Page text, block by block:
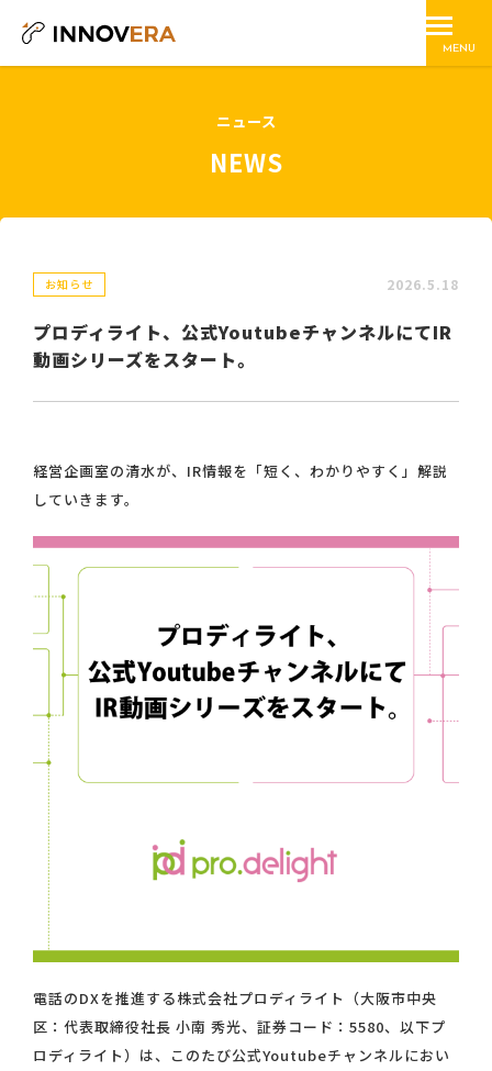
MENU
ニュース
NEWS
お知らせ 2026.5.18
プロディライト、公式YoutubeチャンネルにてIR
動画シリーズをスタート。
経営企画室の清水が、IR情報を「短く、わかりやすく」解説
していきます。
電話のDXを推進する株式会社プロディライト（大阪市中央
区：代表取締役社長 小南 秀光、証券コード：5580、以下プ
ロディライト）は、このたび公式Youtubeチャンネルにおい